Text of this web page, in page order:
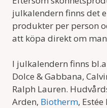
julkalendern finns det
produkter per person
att köpa direkt om
I julkalendern finns
Dolce & Gabbana,
Ralph Lauren.
Arden, Biotherm,